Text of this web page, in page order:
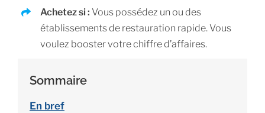
Achetez si : Vous possédez un ou des
établissements de restauration rapide. Vous
voulez booster votre chiffre d’affaires.
Sommaire
En bref